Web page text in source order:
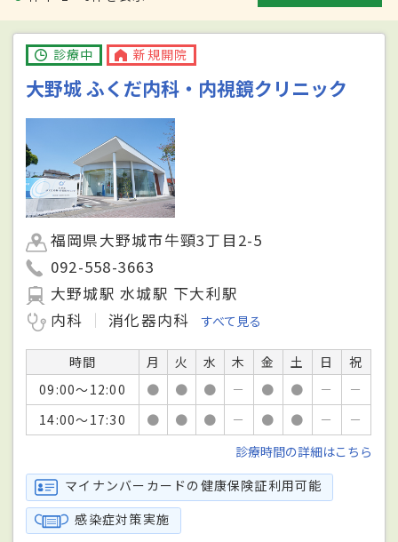
診療中 新規開院
大野城 ふくだ内科・内視鏡クリニック
福岡県大野城市牛頸3丁目2-5
092-558-3663
大野城駅 水城駅 下大利駅
内科
消化器内科 すべて見る
時間 月 火 水 木 金 土 日
祝
09:00～12:00
● ● ● － ● ● －
－
14:00～17:30
● ● ● － ● ● －
－
診療時間の詳細はこちら
マイナンバーカードの健康保険証利用可能
感染症対策実施